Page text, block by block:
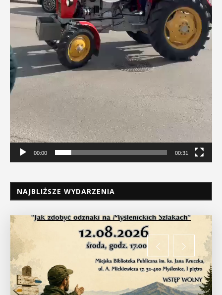
00:00 00:31
NAJBLIŻSZE WYDARZENIA